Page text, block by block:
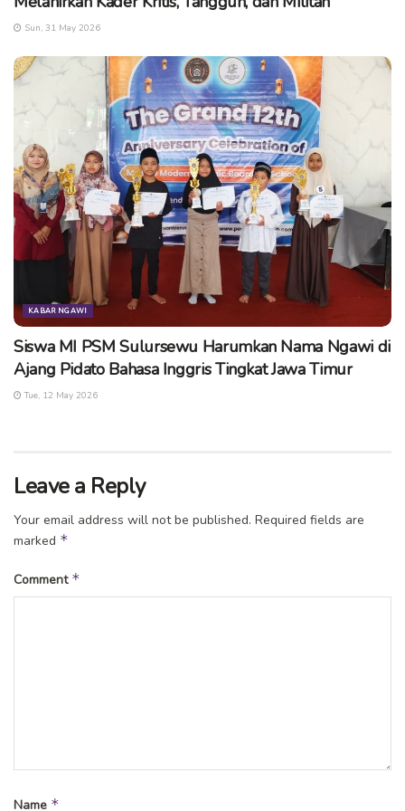
Sun, 31 May 2026
KABAR NGAWI
Siswa MI PSM Sulursewu Harumkan Nama Ngawi di
Ajang Pidato Bahasa Inggris Tingkat Jawa Timur
Tue, 12 May 2026
Leave a Reply
Your email address will not be published. Required fields are
marked *
Comment *
Name *